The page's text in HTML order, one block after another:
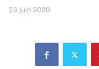
23 juin 2020